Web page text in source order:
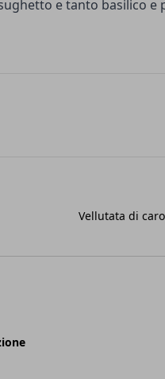
e tanto basilico e
Vellutata di